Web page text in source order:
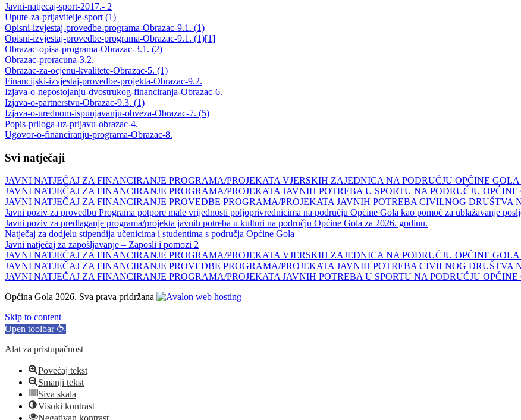
Javni-natjecaj-sport-2017.- 2
Upute-za-prijavitelje-sport (1)
Opisni-izvjestaj-provedbe-programa-Obrazac-9.1. (1)
Opisni-izvjestaj-provedbe-programa-Obrazac-9.1. (1)[1]
Obrazac-opisa-programa-Obrazac-3.1. (2)
Obrazac-proracuna-3.2.
Obrazac-za-ocjenu-kvalitete-Obrazac-5. (1)
Financijski-izvjestaj-provedbe-projekta-Obrazac-9.2.
Izjava-o-nepostojanju-dvostrukog-financiranja-Obrazac-6.
Izjava-o-partnerstvu-Obrazac-9.3. (1)
Izjava-o-urednom-ispunjavanju-obveza-Obrazac-7. (5)
Popis-priloga-uz-prijavu-obrazac-4.
Ugovor-o-financiranju-programa-Obrazac-8.
Svi natječaji
JAVNI NATJEČAJ ZA FINANCIRANJE PROGRAMA/PROJEKATA VJERSKIH ZAJEDNICA NA PODRUČJU OPĆINE
JAVNI NATJEČAJ ZA FINANCIRANJE PROGRAMA/PROJEKATA JAVNIH POTREBA U SPORTU NA PODRUČJU
JAVNI NATJEČAJ ZA FINANCIRANJE PROVEDBE PROGRAMA/PROJEKATA JAVNIH POTREBA CIVILNOG DRUŠTVA
Javni poziv za provedbu Programa potpore male vrijednosti poljoprivrednicima na području Općine Gola kao pomoć za ublažavanje
Javni poziv za predlaganje programa/projekta javnih potreba u kulturi na području Općine Gola za 2026. godinu.
Natječaj za dodjelu stipendija učenicima i studentima s područja Općine Gola
Javni natječaj za zapošljavanje – Zaposli i pomozi 2
JAVNI NATJEČAJ ZA FINANCIRANJE PROGRAMA/PROJEKATA VJERSKIH ZAJEDNICA NA PODRUČJU OPĆINE
JAVNI NATJEČAJ ZA FINANCIRANJE PROVEDBE PROGRAMA/PROJEKATA JAVNIH POTREBA CIVILNOG DRUŠTVA
JAVNI NATJEČAJ ZA FINANCIRANJE PROGRAMA/PROJEKATA JAVNIH POTREBA U SPORTU NA PODRUČJU
Općina Gola 2026. Sva prava pridržana
Skip to content
Open toolbar
Alat za pristupačnost
Povećaj tekst
Smanji tekst
Siva skala
Visoki kontrast